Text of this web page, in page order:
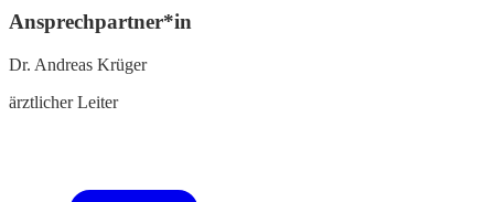
Ansprechpartner*in
Dr. Andreas Krüger
ärztlicher Leiter